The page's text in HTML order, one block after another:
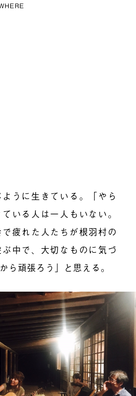
うに生きている。「やら
いる人は一人もいない。
疲れた人たちが根羽村の
中で、大切なものに気づ
ら頑張ろう」と思える。